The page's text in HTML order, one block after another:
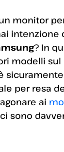
monitor
intenzione
? In
modelli
per resa
ai mo
sono